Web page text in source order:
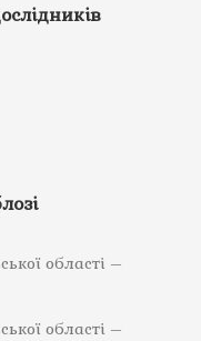
області –
області –